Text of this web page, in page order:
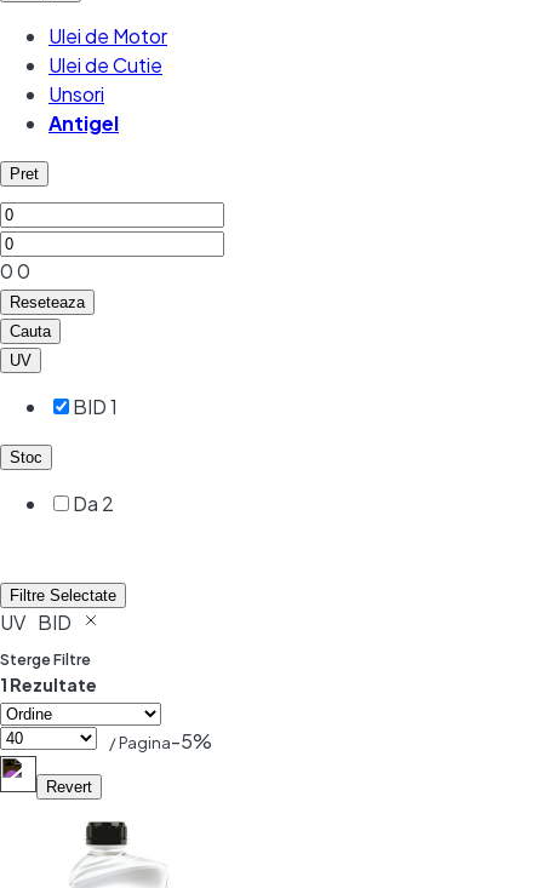
Ulei de Motor
Ulei de Cutie
Unsori
Antigel
Pret
00
Reseteaza
Cauta
UV
BID1
Stoc
Da 2
Filtre Selectate
UV BID
Sterge Filtre
1 Rezultate
/ Pagina-5%
Revert